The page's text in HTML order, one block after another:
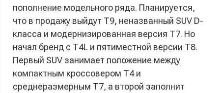
пополнение модельного ряда. Планируется,
что в продажу выйдут T9, неназванный SUV D-
класса и модернизированная версия T7. Но
начал бренд с T4L и пятиместной версии T8.
Первый SUV занимает положение между
компактным кроссовером T4 и
среднеразмерным T7, а второй заполнит